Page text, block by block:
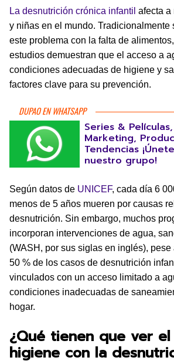
La desnutrición crónica infantil afecta a
y niñas en el mundo. Tradicionalmente
este problema con la falta de
estudios demuestran que el acceso a
condiciones adecuadas de higiene y
factores clave para su prevención.
DUPAO EN WHATSAPP
Series &
Marketing,
Tendencias
nuestro grupo!
Según datos de UNICEF, cada día 6
menos de 5 años mueren por causas
desnutrición. Sin embargo, muchos
incorporan intervenciones de agua,
(WASH, por sus siglas en inglés), pese
50 % de los casos de desnutrición
vinculados con un acceso limitado a
condiciones inadecuadas de
hogar.
¿Qué tienen que ver
higiene con la